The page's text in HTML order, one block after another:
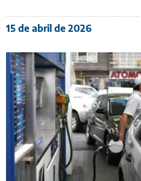
15 de abril de 2026